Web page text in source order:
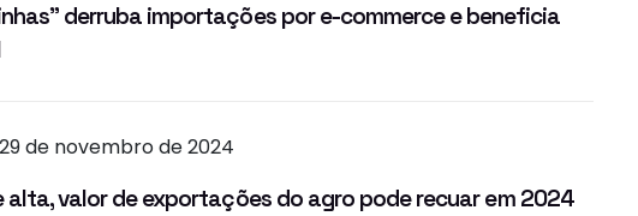
derruba importações por e-commerce e beneficia
de novembro de 2024
alta, valor de exportações do agro pode recuar em 2024